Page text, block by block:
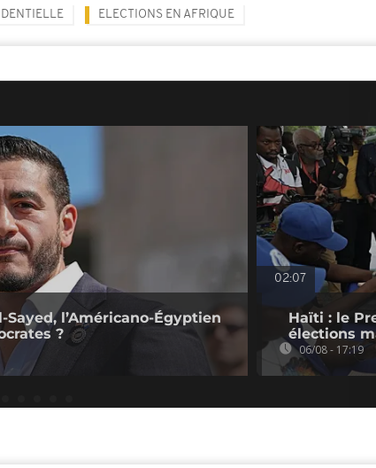
ELECTIONS EN AFRIQUE
Sayed, l’Américano-Égyptien
?
02:07
Haïti : le
élections
06/08 - 17:19